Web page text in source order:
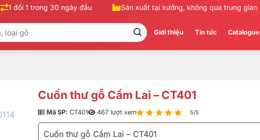
1 đổi 1 trong 30 ngày đầu Sản xuất tại xưởng, không qua trung gian
Giới thiệu Tin tức Catalogue
Cuốn thư gỗ Cẩm Lai – CT401
Mã SP: CT401 467 lượt xem 5/5
Cuốn thư gỗ Cẩm Lai – CT401